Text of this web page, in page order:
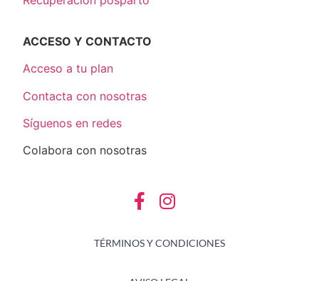
ACCESO Y CONTACTO
Acceso a tu plan
Contacta con nosotras
Síguenos en redes
Colabora con nosotras
TÉRMINOS Y CONDICIONES